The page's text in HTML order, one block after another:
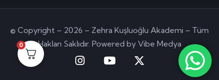
© Copyright – 2026 – Zehra Kuşluoğlu Akademi – Tüm
Hakları Saklıdır. Powered by Vibe Medya
0